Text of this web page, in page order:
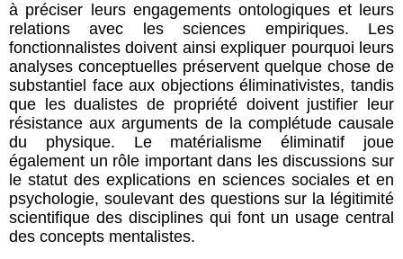
à préciser leurs engagements ontologiques et leurs
relations avec les sciences empiriques. Les
fonctionnalistes doivent ainsi expliquer pourquoi leurs
analyses conceptuelles préservent quelque chose de
substantiel face aux objections éliminativistes, tandis
que les dualistes de propriété doivent justifier leur
résistance aux arguments de la complétude causale
du physique. Le matérialisme éliminatif joue
également un rôle important dans les discussions sur
le statut des explications en sciences sociales et en
psychologie, soulevant des questions sur la légitimité
scientifique des disciplines qui font un usage central
des concepts mentalistes.